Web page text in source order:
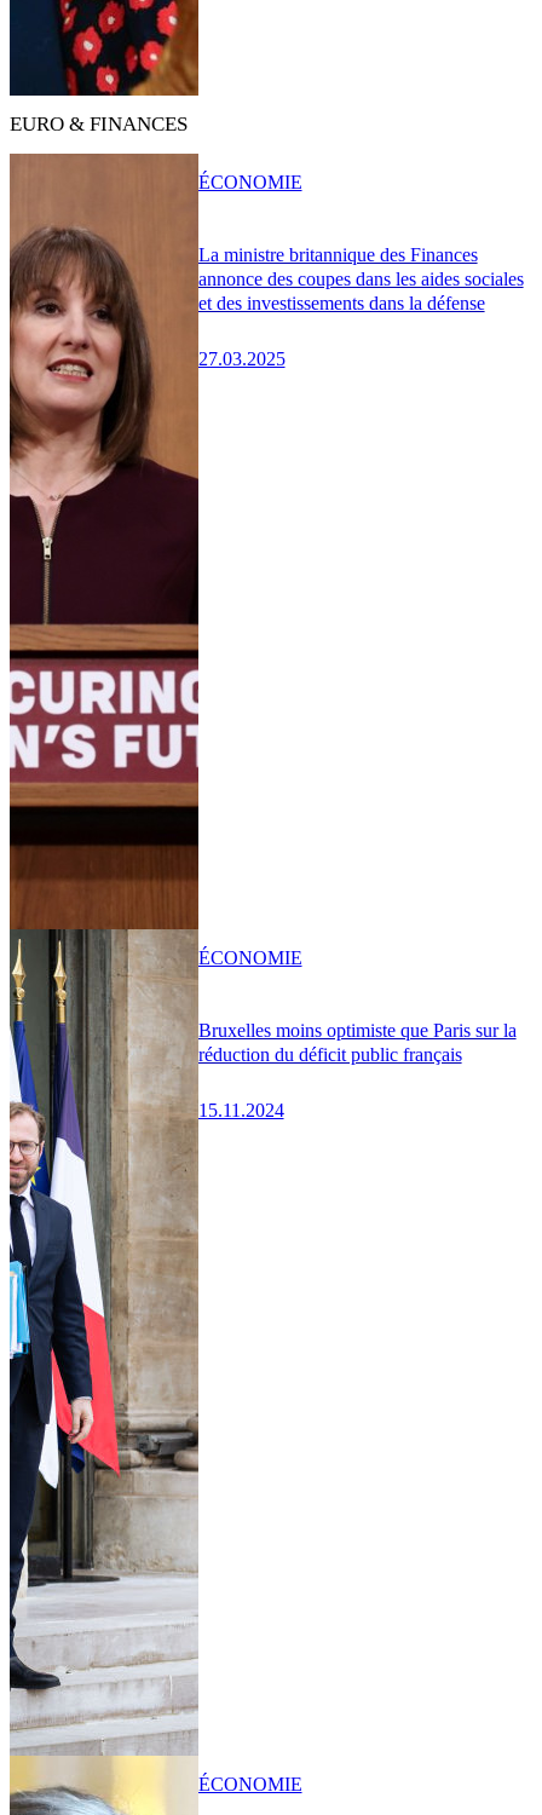
EURO & FINANCES
La ministre britannique des Finances
annonce des coupes dans les aides sociales
et des investissements dans la défense
27.03.2025
ÉCONOMIE
Bruxelles moins optimiste que Paris sur la
réduction du déficit public français
15.11.2024
ÉCONOMIE
ÉCONOMIE